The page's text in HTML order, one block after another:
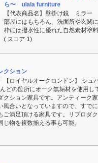
ら〜 ulala furniture
【代表商品名】壁掛け鏡 ミラ
部屋にはもちろん、洗面所や玄関
枠には撥水性に優れた自然素材塗
( スコア 1)
クション
【ロイヤルオークロンドン】 シュ
どの箇所にオーク無垢材を使用し
クション家具です。アンティーク
風合いとなっていますので、すで
ご満足頂ける家具です。リプロダ
じ物を複数揃える事も可能。